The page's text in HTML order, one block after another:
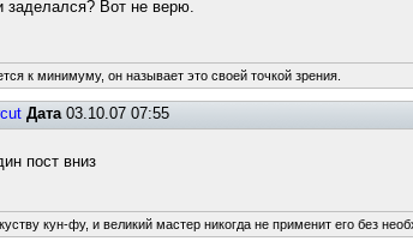
заделался? Вот не верю.
к минимуму, он называет это своей точкой зрения.
Дата03.10.07 07:55
пост вниз
кун-фу, и великий мастер никогда не применит его без